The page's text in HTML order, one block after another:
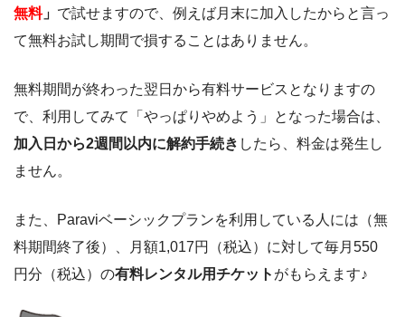
無料」 で試せますので、例えば月末に加入したからと言っ
て無料お試し期間で損することはありません。
無料期間が終わった翌日から有料サービスとなりますの
で、利用してみて「やっぱりやめよう」となった場合は、
加入日から2週間以内に解約手続き したら、料金は発生し
ません。
また、Paraviベーシックプランを利用している人には（無
料期間終了後）、月額1,017円（税込）に対して毎月550
円分（税込）の有料レンタル用チケット がもらえます♪